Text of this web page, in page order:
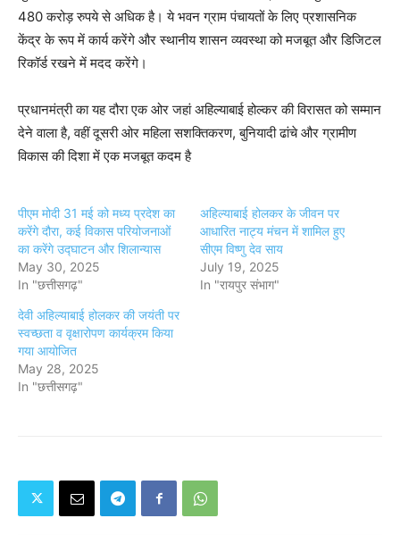
480 करोड़ रुपये से अधिक है। ये भवन ग्राम पंचायतों के लिए प्रशासनिक
केंद्र के रूप में कार्य करेंगे और स्थानीय शासन व्यवस्था को मजबूत और डिजिटल
रिकॉर्ड रखने में मदद करेंगे।
प्रधानमंत्री का यह दौरा एक ओर जहां अहिल्याबाई होल्कर की विरासत को सम्मान
देने वाला है, वहीं दूसरी ओर महिला सशक्तिकरण, बुनियादी ढांचे और ग्रामीण
विकास की दिशा में एक मजबूत कदम है
पीएम मोदी 31 मई को मध्य प्रदेश का
करेंगे दौरा, कई विकास परियोजनाओं
का करेंगे उद्घाटन और शिलान्यास
May 30, 2025
In "छत्तीसगढ़"
अहिल्याबाई होलकर के जीवन पर
आधारित नाट्य मंचन में शामिल हुए
सीएम विष्णु देव साय
July 19, 2025
In "रायपुर संभाग"
देवी अहिल्याबाई होलकर की जयंती पर
स्वच्छता व वृक्षारोपण कार्यक्रम किया
गया आयोजित
May 28, 2025
In "छत्तीसगढ़"